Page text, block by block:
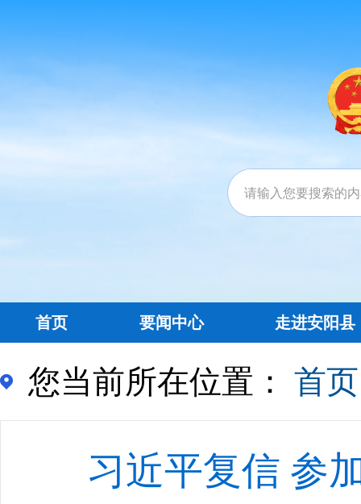
首页 要闻中心 走进安阳县
您当前所在位置： 首页
习近平复信 参